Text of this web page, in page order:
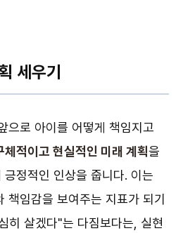
세우기
으로 아이를 어떻게 책임지고
체적이고 현실적인 미래 계획을
정적인 인상을 줍니다. 이는
책임감을 보여주는 지표가 되기
히 살겠다"는 다짐보다는, 실현